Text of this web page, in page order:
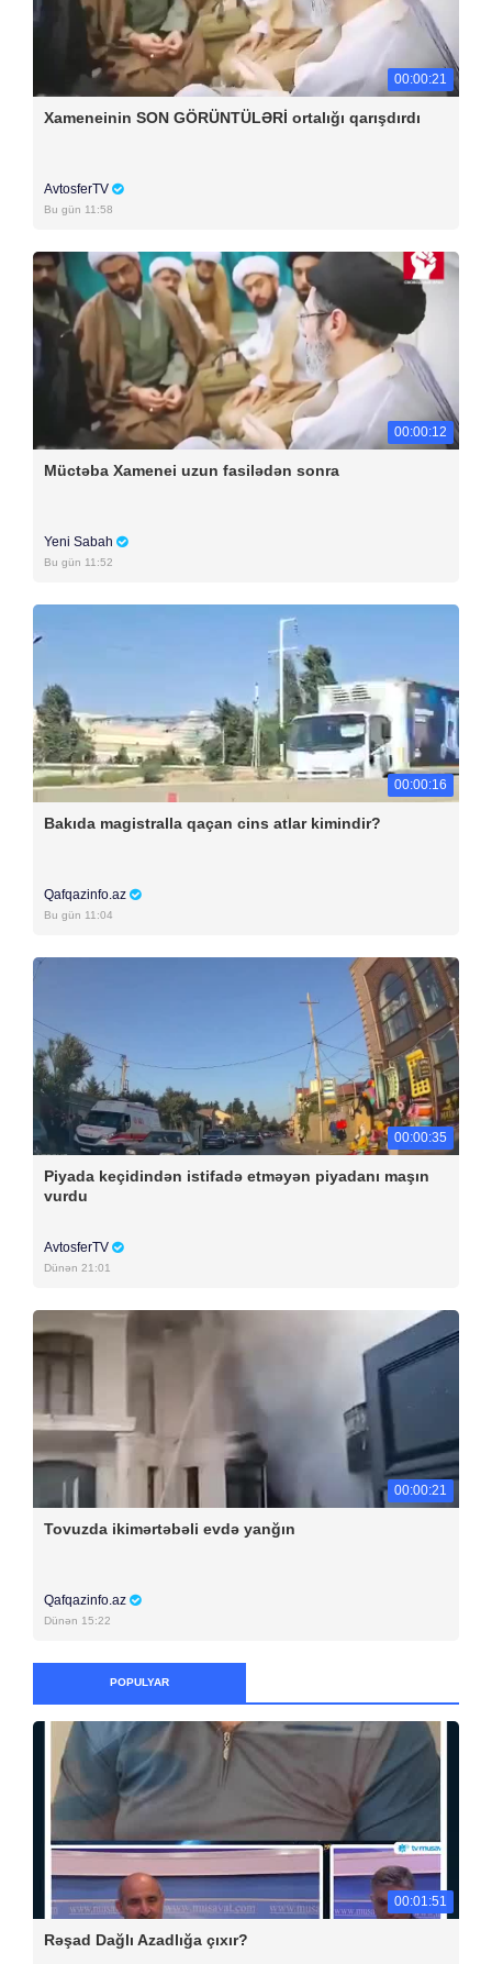
00:00:21
Xameneinin SON GÖRÜNTÜLƏRİ ortalığı qarışdırdı
AvtosferTV
Bu gün 11:58
00:00:12
Müctəba Xamenei uzun fasilədən sonra
Yeni Sabah
Bu gün 11:52
00:00:16
Bakıda magistralla qaçan cins atlar kimindir?
Qafqazinfo.az
Bu gün 11:04
00:00:35
Piyada keçidindən istifadə etməyən piyadanı maşın
vurdu
AvtosferTV
Dünən 21:01
00:00:21
Tovuzda ikimərtəbəli evdə yanğın
Qafqazinfo.az
Dünən 15:22
POPULYAR
00:01:51
Rəşad Dağlı Azadlığa çıxır?